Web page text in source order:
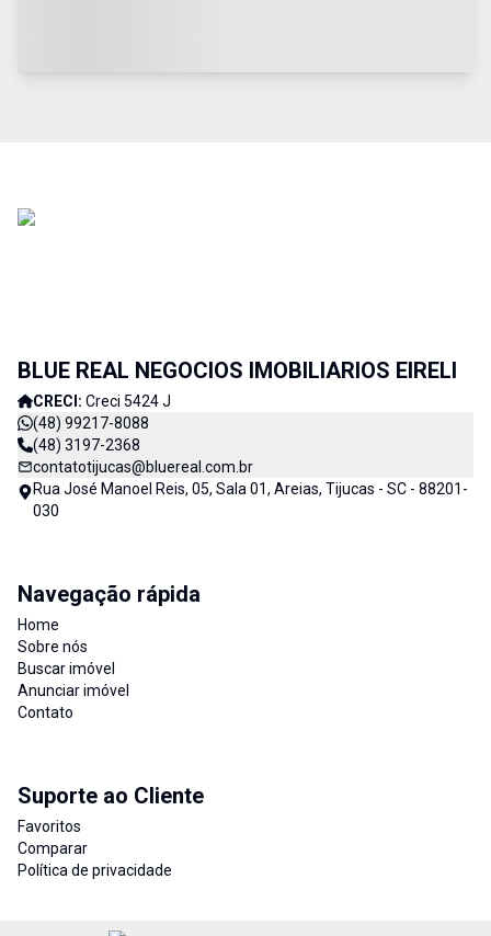
BLUE REAL NEGOCIOS IMOBILIARIOS EIRELI
CRECI: Creci 5424 J
(48) 99217-8088
(48) 3197-2368
contatotijucas@bluereal.com.br
Rua José Manoel Reis, 05, Sala 01, Areias, Tijucas - SC - 88201-
030
Navegação rápida
Home
Sobre nós
Buscar imóvel
Anunciar imóvel
Contato
Suporte ao Cliente
Favoritos
Comparar
Política de privacidade